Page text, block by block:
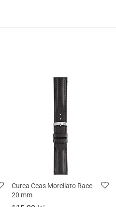
Curea Ceas Morellato Race
20 mm